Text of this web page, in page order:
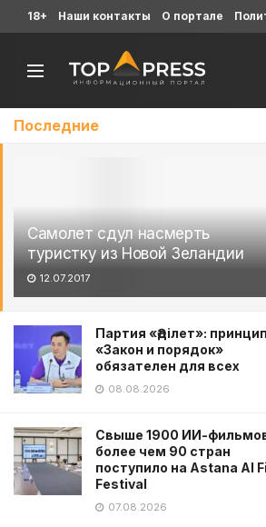
Последние
Самолет сдул насмерть
туристку из Новой Зеландии
12.07.2017
Партия «Әділет»: принцип
«Закон и порядок»
обязателен для всех
08.08.2026
Свыше 1900 ИИ-
более чем 90 стран
поступило на Astana AI
Festival
07.08.2026
18+ Наши контакты О портале